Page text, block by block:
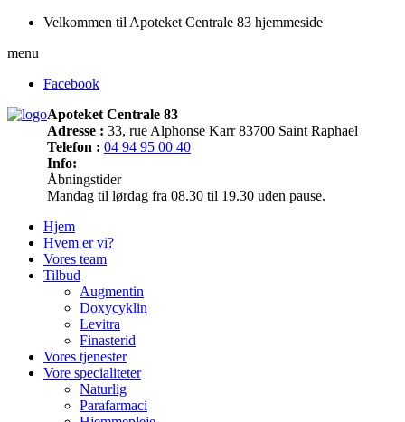
Velkommen til Apoteket Centrale 83 hjemmeside
menu
Facebook
Apoteket Centrale 83
Adresse : 33, rue Alphonse Karr 83700 Saint Raphael
Telefon : 04 94 95 00 40
Info:
Åbningstider
Mandag til lørdag fra 08.30 til 19.30 uden pause.
Hjem
Hvem er vi?
Vores team
Tilbud
Augmentin
Doxycyklin
Levitra
Finasterid
Vores tjenester
Vore specialiteter
Naturlig
Parafarmaci